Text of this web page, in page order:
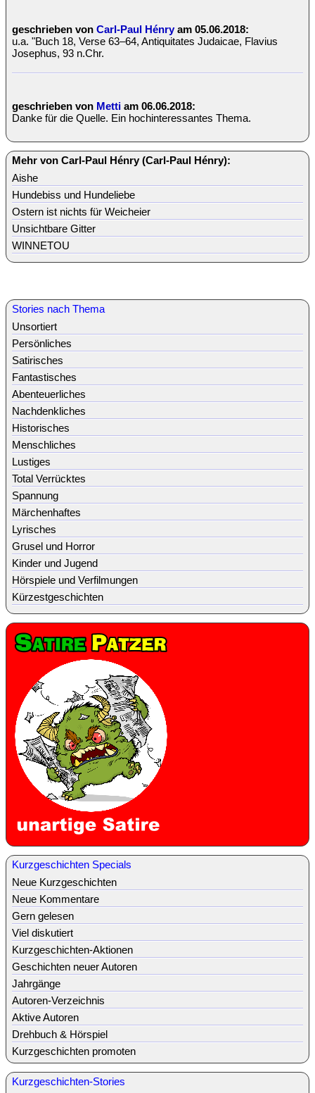
geschrieben von Carl-Paul Hénry am 05.06.2018:
u.a. "Buch 18, Verse 63–64, Antiquitates Judaicae, Flavius
Josephus, 93 n.Chr.
geschrieben von Metti am 06.06.2018:
Danke für die Quelle. Ein hochinteressantes Thema.
Mehr von Carl-Paul Hénry (Carl-Paul Hénry):
Aishe
Hundebiss und Hundeliebe
Ostern ist nichts für Weicheier
Unsichtbare Gitter
WINNETOU
Stories nach Thema
Unsortiert
Persönliches
Satirisches
Fantastisches
Abenteuerliches
Nachdenkliches
Historisches
Menschliches
Lustiges
Total Verrücktes
Spannung
Märchenhaftes
Lyrisches
Grusel und Horror
Kinder und Jugend
Hörspiele und Verfilmungen
Kürzestgeschichten
Kurzgeschichten Specials
Neue Kurzgeschichten
Neue Kommentare
Gern gelesen
Viel diskutiert
Kurzgeschichten-Aktionen
Geschichten neuer Autoren
Jahrgänge
Autoren-Verzeichnis
Aktive Autoren
Drehbuch & Hörspiel
Kurzgeschichten promoten
Kurzgeschichten-Stories